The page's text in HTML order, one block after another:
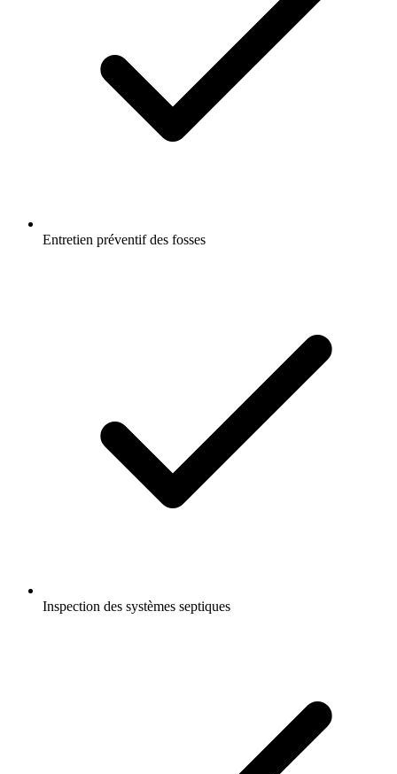
Entretien préventif des fosses
Inspection des systèmes septiques